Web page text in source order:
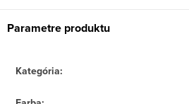
Parametre produktu
Kategória: